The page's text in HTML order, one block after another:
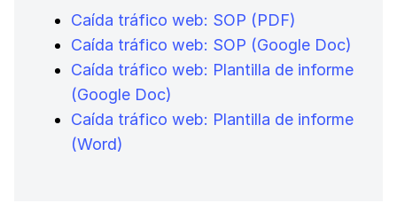
Caída tráfico web: SOP (PDF)
Caída tráfico web: SOP (Google Doc)
Caída tráfico web: Plantilla de informe
(Google Doc)
Caída tráfico web: Plantilla de informe
(Word)